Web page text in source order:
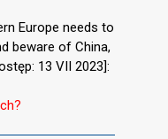
Europe needs to
beware of China,
13 VII 2023]: